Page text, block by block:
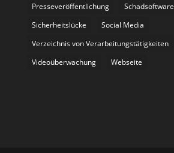
Presseveröffentlichung
Schadsoftware
Sicherheitslücke
Social Media
Verzeichnis von Verarbeitungstätigkeiten
Videoüberwachung
Webseite